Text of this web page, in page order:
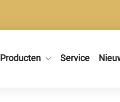
Producten Service